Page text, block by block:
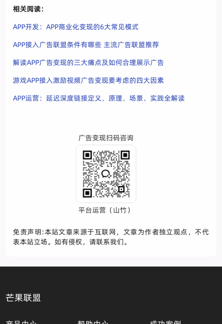
相关阅读：
APP开发：APP商业化变现的6大常见模式
APP接入广告联盟条件有哪些 主流广告联盟推荐
解读APP广告变现的三大痛点及如何合理展示广告
游戏APP接入激励视频广告变现要考虑的四大因素
APP运营：延迟深度链接定义、原理、场景、实践全解读
广告变现扫码咨询
平台运营（山竹）
免责声明:本站文章来源于互联网，文章为作者独立观点，不代
表本站立场。如有侵权，请联系我们。
芒果联盟